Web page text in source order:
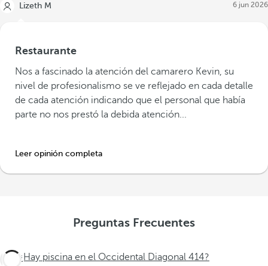
Lizeth M 6 jun 2026
Restaurante
Nos a fascinado la atención del camarero Kevin, su
nivel de profesionalismo se ve reflejado en cada detalle
de cada atención indicando que el personal que había
parte no nos prestó la debida atención...
Leer opinión completa
Preguntas Frecuentes
¿Hay piscina en el Occidental Diagonal 414?